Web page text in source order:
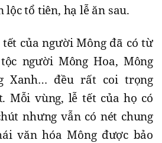
lộc tổ tiên, hạ lễ ăn sau.
tết của người Mông đã có từ
người Mông Hoa, Mông
Xanh… đều rất coi trọng
Mỗi vùng, lễ tết của họ có
nhưng vẫn có nét chung
văn hóa Mông được bảo